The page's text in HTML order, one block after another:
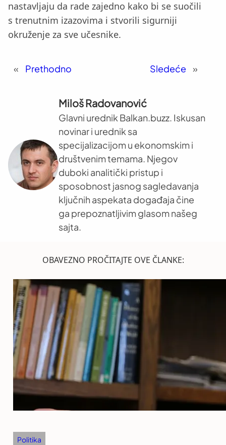
nastavljaju da rade zajedno kako bi se suočili
s trenutnim izazovima i stvorili sigurniji
okruženje za sve učesnike.
« Prethodno Sledeće »
Miloš Radovanović
Glavni urednik Balkan.buzz. Iskusan
novinar i urednik sa
specijalizacijom u ekonomskim i
društvenim temama. Njegov
duboki analitički pristup i
sposobnost jasnog sagledavanja
ključnih aspekata događaja čine
ga prepoznatljivim glasom našeg
sajta.
OBAVEZNO PROČITAJTE OVE ČLANKE:
Politika